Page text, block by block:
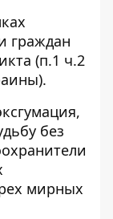
граждан
(п.1 ч.2
без
мирных